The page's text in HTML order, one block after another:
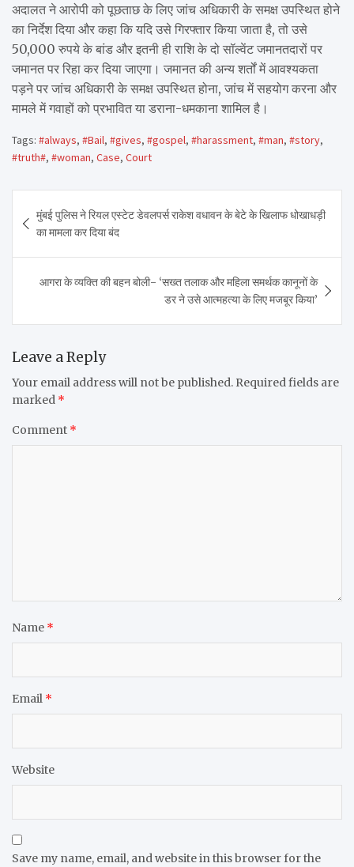
अदालत ने आरोपी को पूछताछ के लिए जांच अधिकारी के समक्ष उपस्थित होने
का निर्देश दिया और कहा कि यदि उसे गिरफ्तार किया जाता है, तो उसे
50,000 रुपये के बांड और इतनी ही राशि के दो सॉल्वेंट जमानतदारों पर
जमानत पर रिहा कर दिया जाएगा। जमानत की अन्य शर्तों में आवश्यकता
पड़ने पर जांच अधिकारी के समक्ष उपस्थित होना, जांच में सहयोग करना और
मामले में गवाहों को प्रभावित या डराना-धमकाना शामिल है।
Tags: #always, #Bail, #gives, #gospel, #harassment, #man, #story,
#truth#, #woman, Case, Court
navigation
मुंबई पुलिस ने रियल एस्टेट डेवलपर्स राकेश वधावन के बेटे के खिलाफ धोखाधड़ी
का मामला कर दिया बंद
आगरा के व्यक्ति की बहन बोली- ‘सख्त तलाक और महिला समर्थक कानूनों के
डर ने उसे आत्महत्या के लिए मजबूर किया’
Leave a Reply
Your email address will not be published. Required fields are
marked *
Comment *
Name *
Email *
Website
Save my name, email, and website in this browser for the